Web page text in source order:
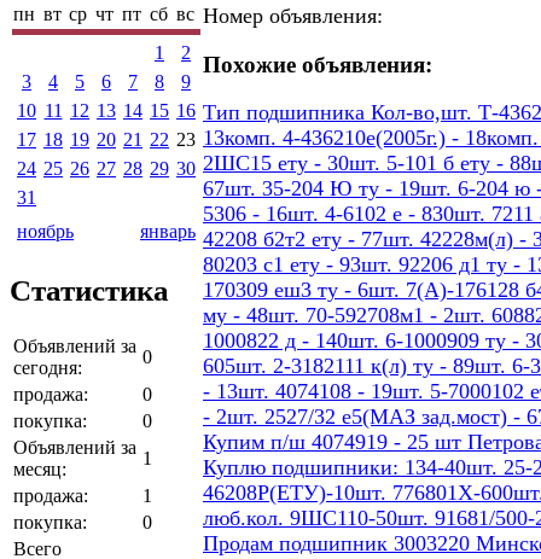
пн вт ср чт пт сб вс
1
2
3
4 5 6 7 8
9
10 11 12 13 14 15 16
17 18 19 20 21 22 23
24 25 26 27 28 29 30
31
ноябрь
январь
Статистика
Объявлений за
сегодня:
0
продажа:
0
покупка:
0
Объявлений за
месяц:
1
продажа:
1
покупка:
0
Всего
Номер объявления:
Похожие объявления:
Тип подшипника Кол-во,шт. Т-
13комп. 4-436210е(2005г.) -
2ШС15 ету - 30шт. 5-101 б ету -
67шт. 35-204 Ю ту - 19шт. 6-204 ю
5306 - 16шт. 4-6102 е - 830шт.
42208 б2т2 ету - 77шт. 42228м(л)
80203 с1 ету - 93шт. 92206 д1 ту
170309 еш3 ту - 6шт. 7(А)-176128
му - 48шт. 70-592708м1 - 2шт.
1000822 д - 140шт. 6-1000909 ту -
605шт. 2-3182111 к(л) ту - 89шт.
- 13шт. 4074108 - 19шт. 5-7000102
- 2шт. 2527/32 е5(МАЗ зад.мост) -
Купим п/ш 4074919 - 25 шт
Куплю подшипники: 134-40шт.
46208Р(ЕТУ)-10шт. 776801Х-
люб.кол. 9ШС110-50шт. 91681/500-
Продам подшипник 3003220